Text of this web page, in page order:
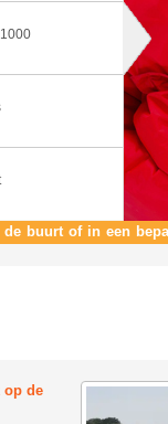
buurt of in een
op de